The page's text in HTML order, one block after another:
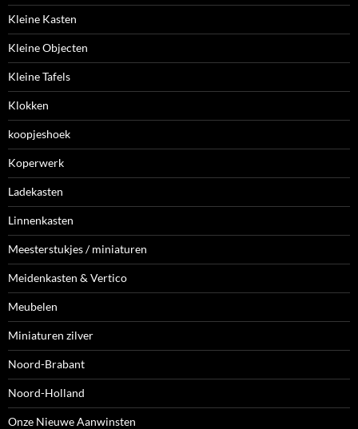
Kleine Kasten
Kleine Objecten
Kleine Tafels
Klokken
koopjeshoek
Koperwerk
Ladekasten
Linnenkasten
Meesterstukjes / miniaturen
Meidenkasten & Vertico
Meubelen
Miniaturen zilver
Noord-Brabant
Noord-Holland
Onze Nieuwe Aanwinsten